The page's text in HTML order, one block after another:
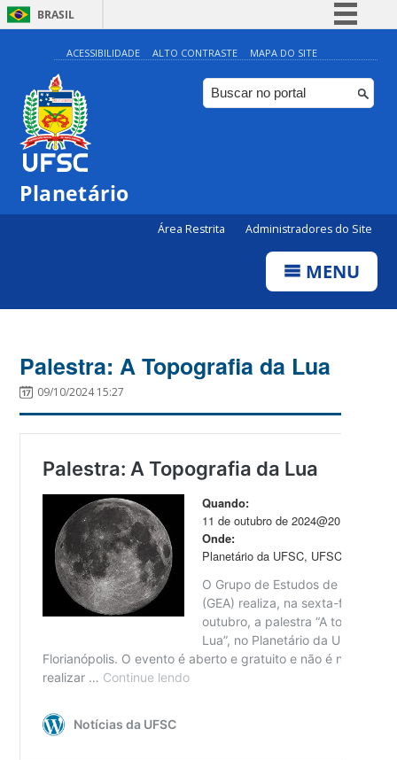
BRASIL
Simplifique!
Comunica BR
Participe
ACESSIBILIDADE ALTO CONTRASTE MAPA DO SITE
Planetário
Área Restrita Administradores do Site
MENU
Palestra: A Topografia da Lua
09/10/2024 15:27